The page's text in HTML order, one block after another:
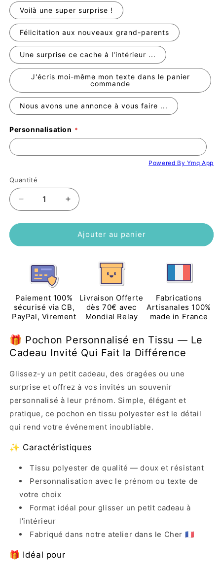
Voilà une super surprise !
Félicitation aux nouveaux grand-parents
Une surprise ce cache à l'intérieur ...
J'écris moi-même mon texte dans le panier
commande
Nous avons une annonce à vous faire ...
Personnalisation
Powered By Ymq App
Quantité
Réduire
la
quantité
Pochon
Tissu
Cadeau
Invité
Mariage,
&amp;
Naissance
Augmenter
la
quantité
Pochon
Cadeau
Invité
Mariage,
&amp;
Naissance
Ajouter au panier
Paiement 100%
sécurisé via CB,
PayPal, Virement
Livraison Offerte
dès 70€ avec
Mondial Relay
Fabrications
Artisanales 100%
made in France
🎁 Pochon Personnalisé en Tissu — Le
Cadeau Invité Qui Fait la Différence
Glissez-y un petit cadeau, des dragées ou une
surprise et offrez à vos invités un souvenir
personnalisé à leur prénom. Simple, élégant et
pratique, ce pochon en tissu polyester est le détail
qui rend votre événement inoubliable.
✨ Caractéristiques
Tissu polyester de qualité — doux et résistant
Personnalisation avec le prénom ou texte de
votre choix
Format idéal pour glisser un petit cadeau à
l'intérieur
Fabriqué dans notre atelier dans le Cher 🇫🇷
🎁 Idéal pour